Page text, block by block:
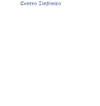
Centro Sinfónico